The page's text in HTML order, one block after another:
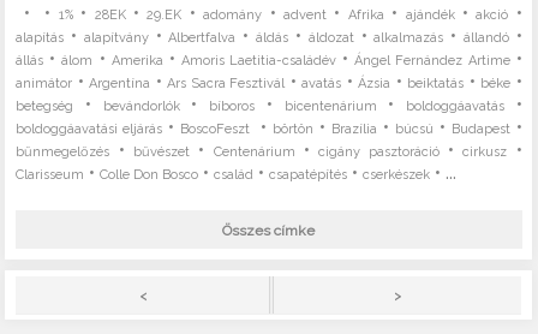
• • 1%• 28EK•29.EK •adomány •advent • Afrika • ajándék•akció •
alapítás • alapítvány•Albertfalva •áldás • áldozat•alkalmazás • állandó•
állás •álom • Amerika • Amoris Laetitia-családév •Ángel Fernández Artime•
animátor •Argentína •Ars Sacra Fesztivál •avatás •Ázsia • beiktatás • béke •
betegség • bevándorlók• bíboros • bicentenárium • boldoggáavatás•
boldoggáavatási eljárás • BoscoFeszt • börtön • Brazília • búcsú • Budapest•
bűnmegelőzés • bűvészet• Centenárium •cigány pasztoráció•cirkusz •
Clarisseum •Colle Don Bosco •család •csapatépítés •cserkészek • ...
Összes címke
< >